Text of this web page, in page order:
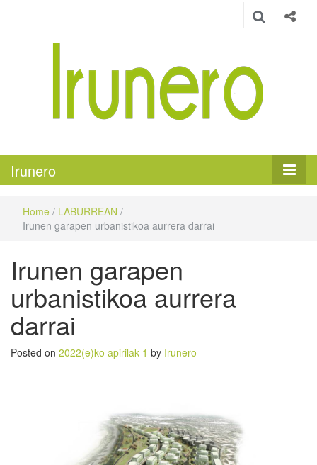
Irunero
Home / LABURREAN /
Irunen garapen urbanistikoa aurrera darrai
Irunen garapen
urbanistikoa aurrera
darrai
Posted on 2022(e)ko apirilak 1 by Irunero